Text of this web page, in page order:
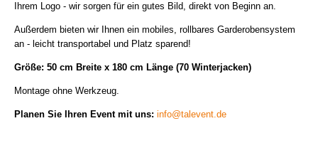
FOLGE UNS AUF FACEBOOK
Ihrem Logo - wir sorgen für ein gutes Bild, direkt von Beginn an.
Außerdem bieten wir Ihnen ein mobiles, rollbares Garderobensystem
an - leicht transportabel und Platz sparend!
Größe: 50 cm Breite x 180 cm Länge (70 Winterjacken)
Montage ohne Werkzeug.
Planen Sie Ihren Event mit uns: info@talevent.de